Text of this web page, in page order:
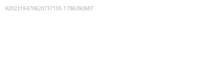
9202319470620737105:1786392687